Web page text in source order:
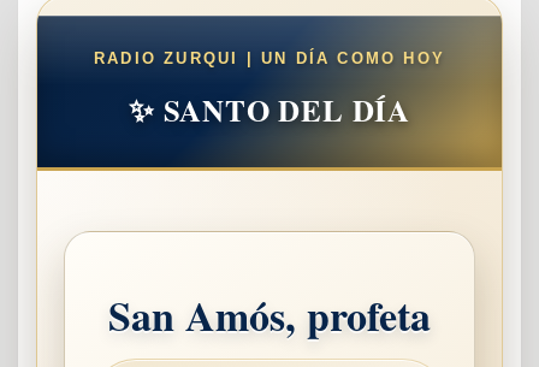
RADIO ZURQUI | UN DÍA COMO HOY
✨ SANTO DEL DÍA
San Amós, profeta